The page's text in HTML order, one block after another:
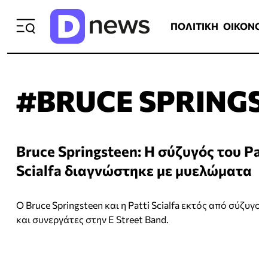
ΠΟΛΙΤΙΚΗ
#BRUCE
Bruce Springsteen: Η σύζυγός του
Scialfa διαγνώστηκε με μυελώματα
Ο Bruce Springsteen και η Patti Scialfa εκτός από
και συνεργάτες στην E Street Band.